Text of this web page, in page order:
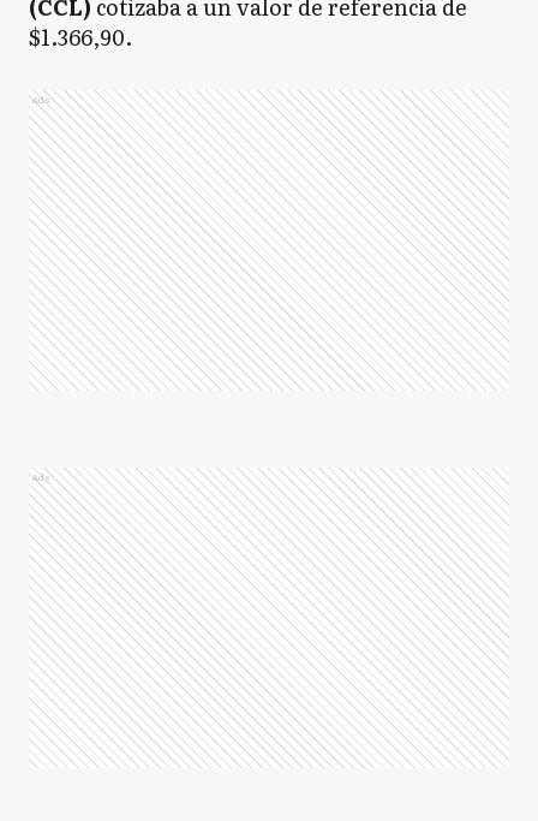
(CCL) cotizaba a un valor de referencia de
$1.366,90.
Ads
Ads